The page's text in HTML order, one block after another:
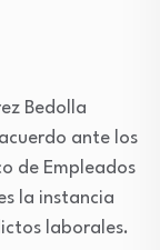
Bedolla
ante los
de Empleados
la instancia
laborales.